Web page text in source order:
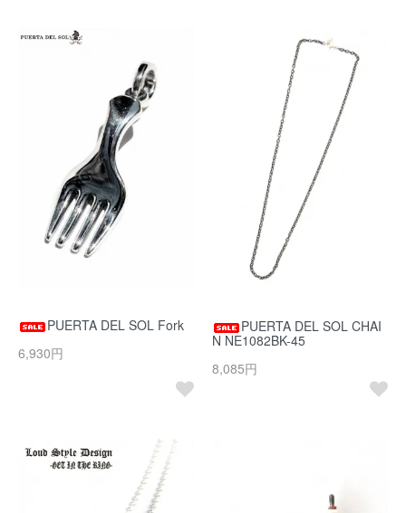
PUERTA DEL SOL Fork
6,930円
PUERTA DEL SOL CHAI
N NE1082BK-45
8,085円